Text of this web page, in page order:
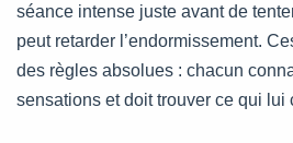
séance intense juste avant de
peut retarder l’endormissement.
des règles absolues : chacun
sensations et doit trouver ce qui lui